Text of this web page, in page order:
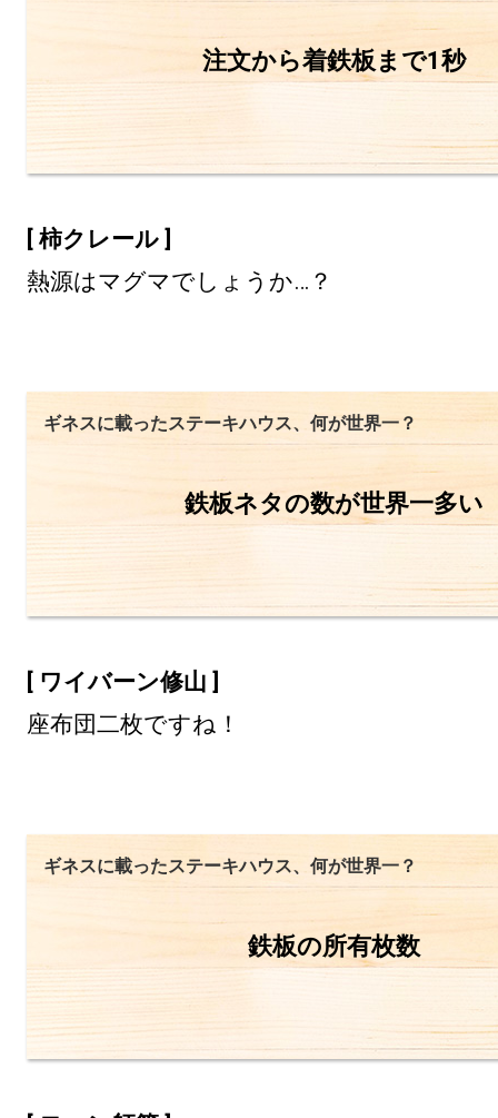
注文から着鉄板まで1秒
[ 柿クレール ]
熱源はマグマでしょうか…？
ギネスに載ったステーキハウス、何が世界一？
鉄板ネタの数が世界一多い
[ ワイバーン修山 ]
座布団二枚ですね！
ギネスに載ったステーキハウス、何が世界一？
鉄板の所有枚数